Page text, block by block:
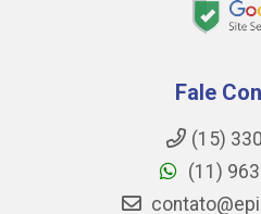
Fale
(15)
(11)